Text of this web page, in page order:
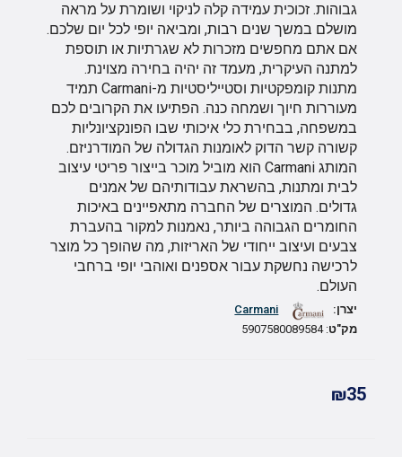
גבוהות. זכוכית עמידה קלה לניקוי ושומרת על מראה
מושלם במשך שנים רבות, ומביאה יופי לכל יום שלכם.
אם אתם מחפשים מזכרות לא שגרתיות או תוספת
למתנה העיקרית, מעמד זה יהיה בחירה מצוינת.
מתנות קומפקטיות וסטייליסטיות מ-Carmani תמיד
מעוררות חיוך ושמחה כנה. הפתיעו את הקרובים לכם
במשפחה, בבחירת כלי איכותי שבו הפונקציונליות
קשורה קשר הדוק לאומנות הגדולה של המודרניזם.
המותג Carmani הוא מוביל מוכר בייצור פריטי עיצוב
לבית ומתנות, בהשראת עבודותיהם של אמנים
גדולים. המוצרים של החברה מתאפיינים באיכות
החומרים הגבוהה ביותר, נאמנות למקור בהעברת
צבעים ועיצוב ייחודי של האריזות, מה שהופך כל מוצר
לרכישה נחשקת עבור אספנים ואוהבי יופי ברחבי
העולם.
יצרן:
Carmani
מק"ט: 5907580089584
₪35